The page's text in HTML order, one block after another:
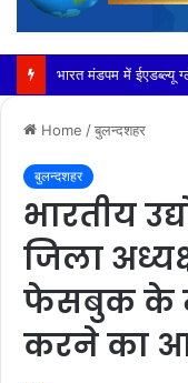
Home /बुलन्दशहर
बुलन्दशहर
भारतीय
जिला
फेसबुक के
करने का